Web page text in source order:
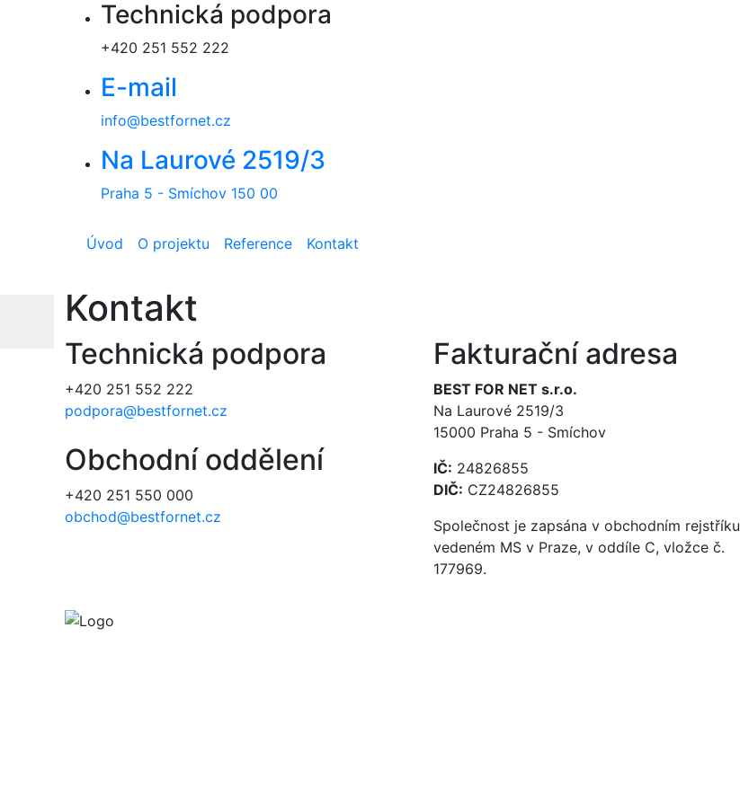
Přejít k hlavnímu obsahuTechnická podpora
+420 251 552 222
E-mail
info@bestfornet.cz
Na Laurové 2519/3
Praha 5 - Smíchov 150 00
Úvod O projektu Reference Kontakt
Kontakt
Technická podpora
+420 251 552 222
podpora@bestfornet.cz
Obchodní oddělení
+420 251 550 000
obchod@bestfornet.cz
Fakturační adresa
BEST FOR NET s.r.o.
Na Laurové 2519/3
15000 Praha 5 - Smíchov
IČ: 24826855
DIČ: CZ24826855
Společnost je zapsána v obchodním rejstříku
vedeném MS v Praze, v oddíle C, vložce č.
177969.
Open Color Theme Switcher